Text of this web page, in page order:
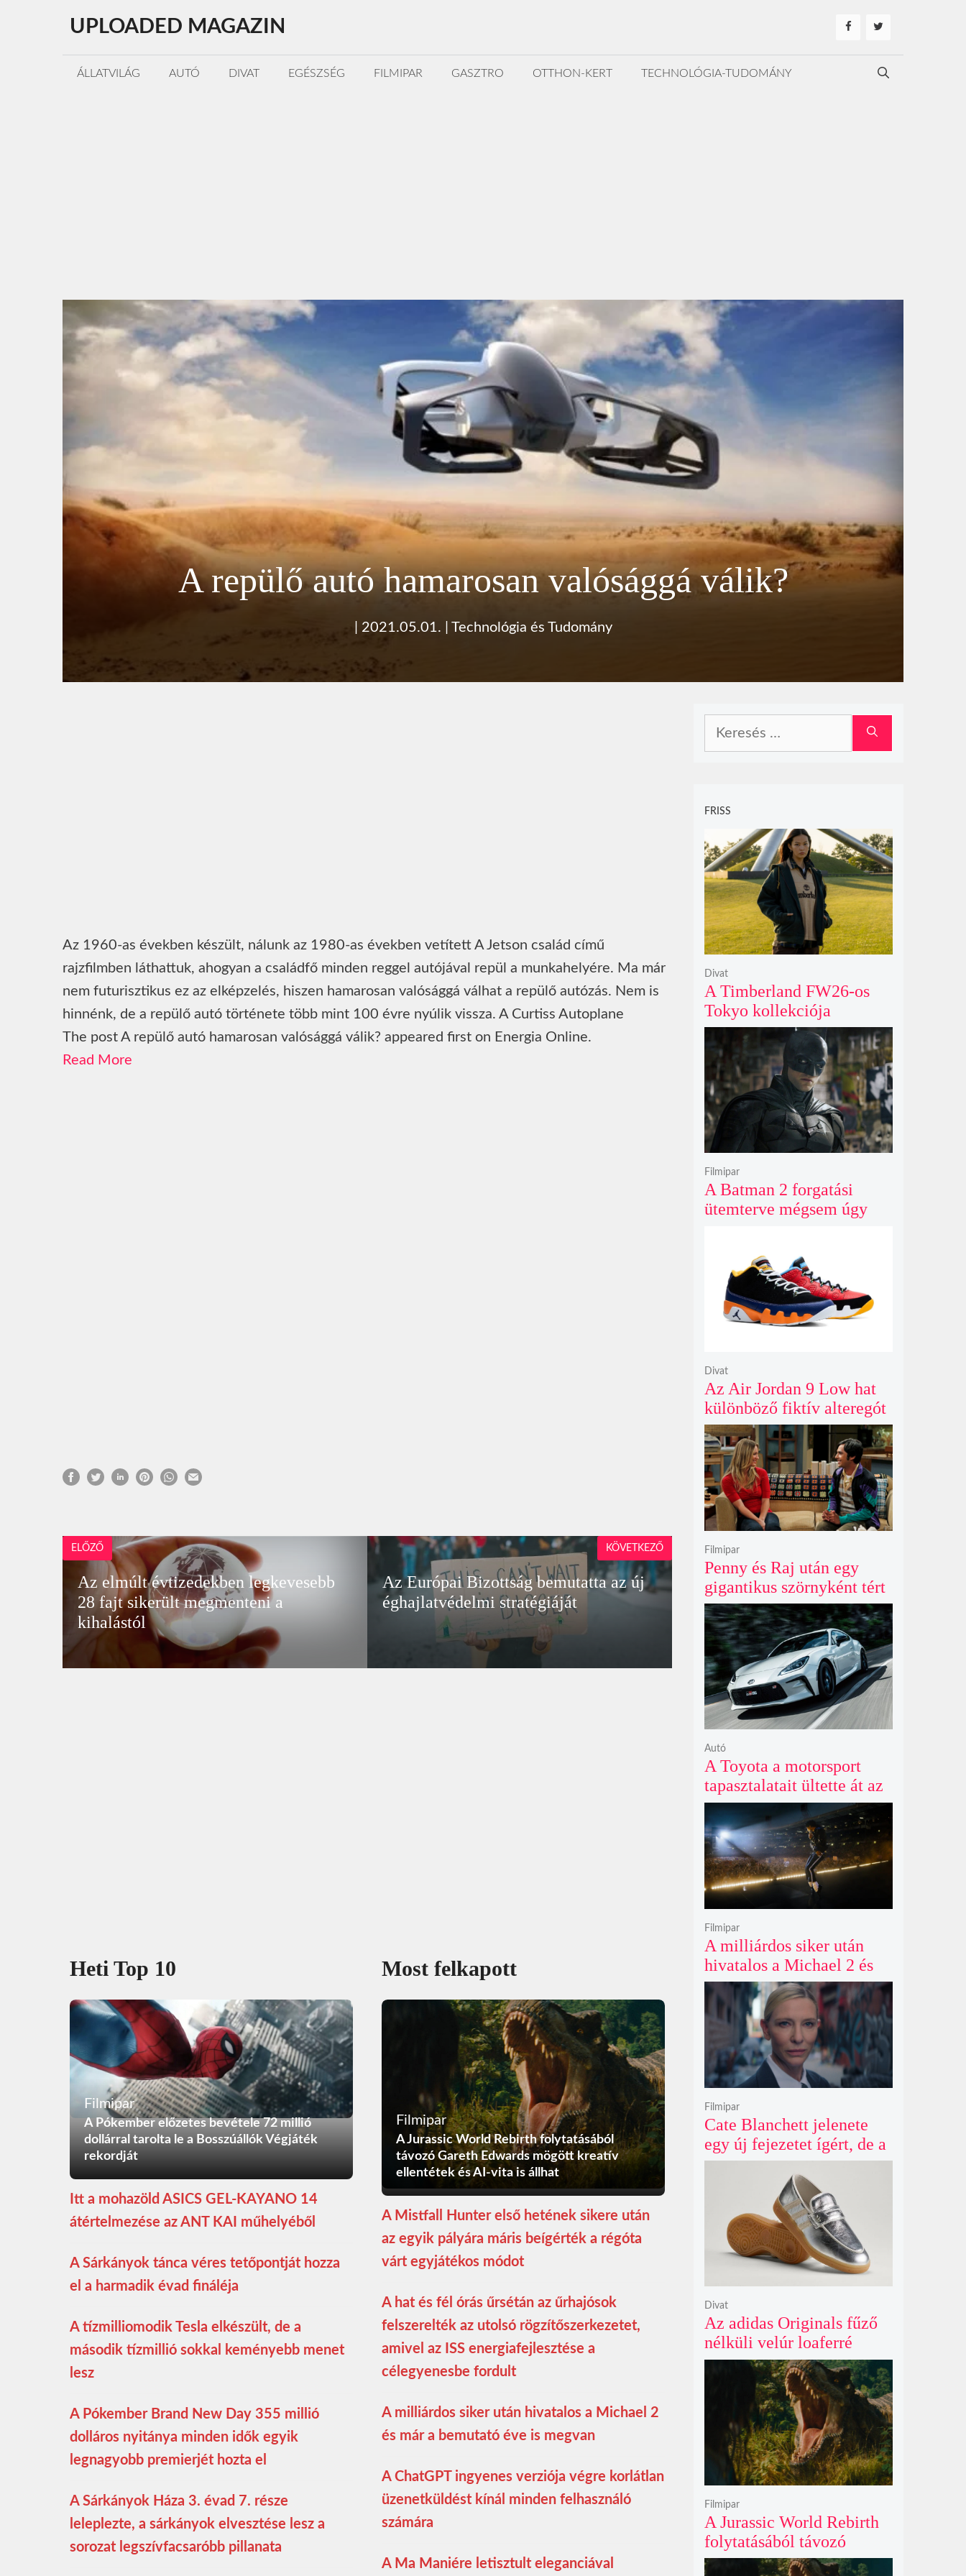
tartalomba
UPLOADED MAGAZIN
ÁLLATVILÁG AUTÓ DIVAT EGÉSZSÉG FILMIPAR GASZTRO OTTHON-KERT TECHNOLÓGIA-TUDOMÁNY
A repülő autó hamarosan valósággá válik?
2021.05.01. Technológia és Tudomány
Az 1960-as években készült, nálunk az 1980-as években vetített A Jetson család című
rajzfilmben láthattuk, ahogyan a családfő minden reggel autójával repül a munkahelyére. Ma már
nem futurisztikus ez az elképzelés, hiszen hamarosan valósággá válhat a repülő autózás. Nem is
hinnénk, de a repülő autó története több mint 100 évre nyúlik vissza. A Curtiss Autoplane
The post A repülő autó hamarosan valósággá válik? appeared first on Energia Online.
Read More
ELŐZŐ
Az elmúlt évtizedekben legkevesebb
28 fajt sikerült megmenteni a
kihalástól
Az Európai Bizottság bemutatta az új
éghajlatvédelmi stratégiáját
KÖVETKEZŐ
Heti Top 10
Filmipar
A Pókember előzetes bevétele 72 millió
dollárral tarolta le a Bosszúállók Végjáték
rekordját
Itt a mohazöld ASICS GEL-KAYANO 14
átértelmezése az ANT KAI műhelyéből
A Sárkányok tánca véres tetőpontját hozza
el a harmadik évad fináléja
A tízmilliomodik Tesla elkészült, de a
második tízmillió sokkal keményebb menet
lesz
A Pókember Brand New Day 355 millió
dolláros nyitánya minden idők egyik
legnagyobb premierjét hozta el
A Sárkányok Háza 3. évad 7. része
leleplezte, a sárkányok elvesztése lesz a
sorozat legszívfacsaróbb pillanata
Most felkapott
Filmipar
A Jurassic World Rebirth folytatásából
távozó Gareth Edwards mögött kreatív
ellentétek és AI-vita is állhat
A Mistfall Hunter első hetének sikere után
az egyik pályára máris beígérték a régóta
várt egyjátékos módot
A hat és fél órás űrsétán az űrhajósok
felszerelték az utolsó rögzítőszerkezetet,
amivel az ISS energiafejlesztése a
célegyenesbe fordult
A milliárdos siker után hivatalos a Michael 2
és már a bemutató éve is megvan
A ChatGPT ingyenes verziója végre korlátlan
üzenetküldést kínál minden felhasználó
számára
A Ma Maniére letisztult eleganciával
FRISS
A Timberland FW26-os
Tokyo kollekciója
flanellel, kordbársonnyal
és bőrrel gondolja újra az
időtlen örökséget
Divat
A Batman 2 forgatási
ütemterve mégsem úgy
Filmipar
Az Air Jordan 9 Low hat
különböző fiktív alteregót
gyúr egyetlen őrült
dizájnba
Divat
Penny és Raj után egy
gigantikus szörnyként tért
vissza valaki az
Agymenők legújabb spin-
offjában
Filmipar
A Toyota a motorsport
tapasztalatait ültette át az
új GR86 vezethetőségébe
és biztonságába
Autó
A milliárdos siker után
hivatalos a Michael 2 és
már a bemutató éve is
megvan
Filmipar
Cate Blanchett jelenete
egy új fejezetet ígért, de a
Netflix törölte David
Fincher Squid Game
Filmipar
Az adidas Originals fűző
nélküli velúr loaferré
alakította a legendás
Handball Spezial modellt
Divat
A Jurassic World Rebirth
folytatásából távozó
Gareth Edwards mögött
Filmipar